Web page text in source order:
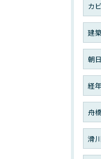
カ
建
朝
経
舟
滑